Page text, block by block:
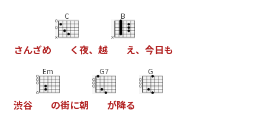
さんざめ
C
く夜、 越
B
え、 今日も
渋谷
Em
の街に朝
G7
が降る
G